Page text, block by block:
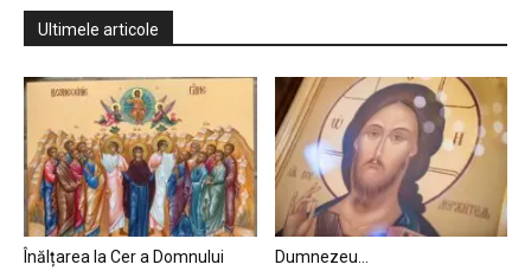
Ultimele articole
Înălțarea la Cer a Domnului
Dumnezeu…